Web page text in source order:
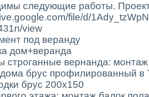
следующие работы.
file/d/
view
под веранду
дом+веранда
строганные вернанда: монтаж
брус профилированный в
брус 200х150